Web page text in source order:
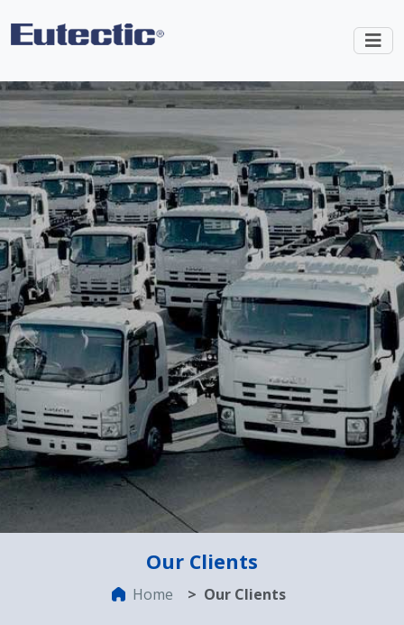
Our Clients
Home Our Clients